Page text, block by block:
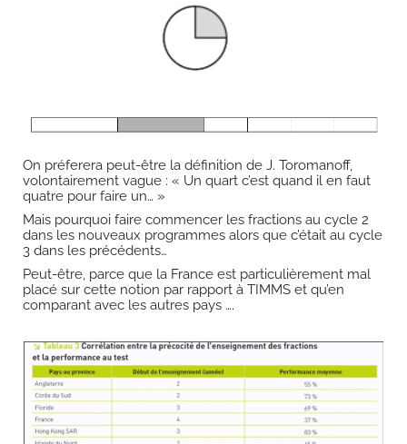
On préferera peut-être la définition de J. Toromanoff,
volontairement vague : « Un quart c’est quand il en faut
quatre pour faire un… »
Mais pourquoi faire commencer les fractions au cycle 2
dans les nouveaux programmes alors que c’était au cycle
3 dans les précédents…
Peut-être, parce que la France est particulièrement mal
placé sur cette notion par rapport à TIMMS et qu’en
comparant avec les autres pays ….